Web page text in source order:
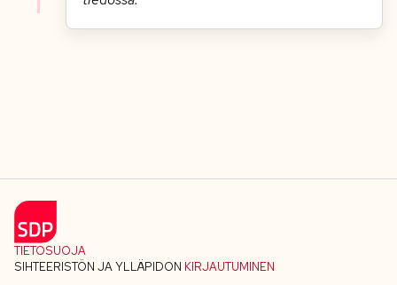
TIETOSUOJA
SIHTEERISTÖN JA YLLÄPIDON KIRJAUTUMINEN